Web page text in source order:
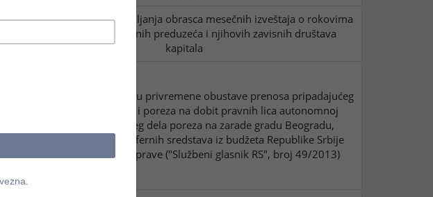
Uputstvo o načinu dostavljanja obrasca mesečnih izveštaja o rokovima
izmirenja obaveza javnih preduzeća i njihovih zavisnih društava
kapitala
Uredbe o postupku privremene obustave prenosa pripadajućeg
dela poreza na zarade i poreza na dobit pravnih lica autonomnoj
pokrajini, pripadajućeg dela poreza na zarade gradu Beogradu,
odnosno prenosa transfernih sredstava iz budžeta Republike Srbije
jedinici lokalne samouprave ("Službeni glasnik RS", broj 49/2013)